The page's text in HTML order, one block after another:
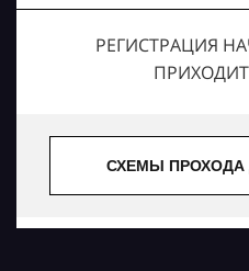
РЕГИСТРАЦИЯ
СХЕМЫ